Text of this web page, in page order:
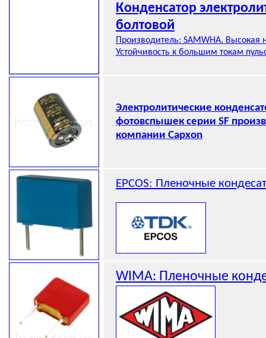
Конденсатор
болтовой
Производитель: SAMWHA. Высокая
Устойчивость к большим токам
Электролитические
фотовспышек серии SF
компании Capxon
EPCOS: Пленочные
WIMA: Пленочные